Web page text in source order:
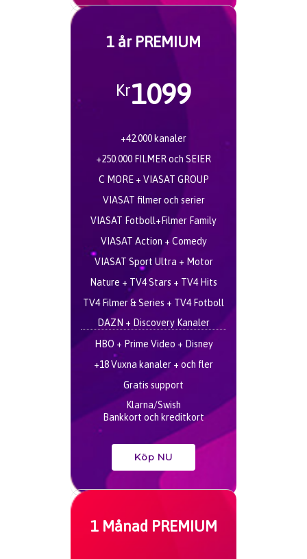
1 år PREMIUM
Kr1099
+42.000 kanaler
+250.000 FILMER och SEIER
C MORE + VIASAT GROUP
VIASAT filmer och serier
VIASAT Fotboll+Filmer Family
VIASAT Action + Comedy
VIASAT Sport Ultra + Motor
Nature + TV4 Stars + TV4 Hits
TV4 Filmer & Series + TV4 Fotboll
DAZN + Discovery Kanaler
HBO + Prime Video + Disney
+18 Vuxna kanaler + och fler
Gratis support
Klarna/Swish
Bankkort och kreditkort
Köp NU
1 Månad PREMIUM